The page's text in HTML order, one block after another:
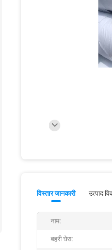
विस्तार जानकारी उत्पाद
नाम:
बहरी घेरा: